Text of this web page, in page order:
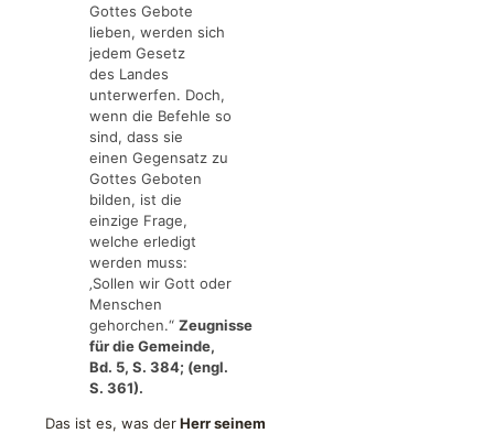
Gottes Gebote
lieben, werden sich
jedem Gesetz
des Landes
unterwerfen. Doch,
wenn die Befehle so
sind, dass sie
einen Gegensatz zu
Gottes Geboten
bilden, ist die
einzige Frage,
welche erledigt
werden muss:
‚Sollen wir Gott oder
Menschen
gehorchen.“ Zeugnisse
für die Gemeinde,
Bd. 5, S. 384; (engl.
S. 361).
Das ist es, was derHerr seinem